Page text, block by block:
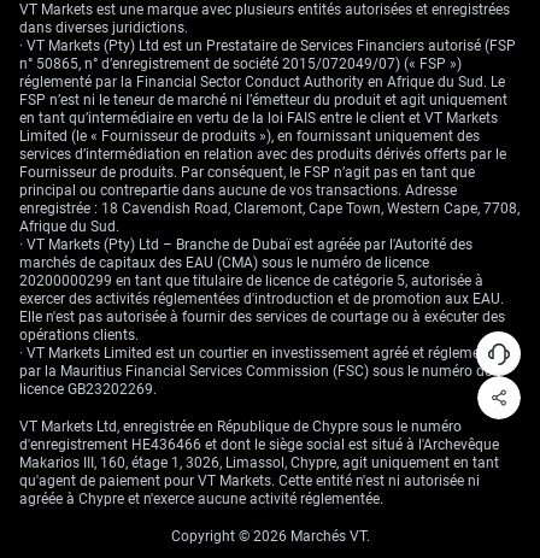
Ensemble, ces éléments permettent de lire la dynamique rapidement.
Comment fonctionne le MACD ?
Le MACD soustrait une moyenne mobile à une autre, puis lisse le
résultat. La courbe évolue au-dessus et au-dessous d’une ligne centrale
à zéro : on parle souvent d’« oscillateur » (un indicateur qui oscille
autour d’un niveau).
Comment est-il calculé ?
Le calcul utilise desmoyennes mobiles exponentielles (EMA). Une EMA
réagit plus vite qu’une moyenne mobile simple, car elle privilégie les prix
récents. Étapes :
Calculer l’EMA à 12 périodes et l’EMA à 26 périodes du prix
(une « période » = le nombre de bougies/barres prises en
Soustraire l’EMA 26 de l’EMA 12 pour obtenir la ligne MACD.
Calculer une EMA à 9 périodes de la ligne MACD pour obtenir
la ligne de signal.
VT Markets est une marque avec plusieurs entités autorisées et enregistrées
dans diverses juridictions.
· VT Markets (Pty) Ltd est un Prestataire de Services Financiers autorisé (FSP
n° 50865, n° d’enregistrement de société 2015/072049/07) (« FSP »)
réglementé par la Financial Sector Conduct Authority en Afrique du Sud. Le
FSP n’est ni le teneur de marché ni l’émetteur du produit et agit uniquement
en tant qu’intermédiaire en vertu de la loi FAIS entre le client et VT Markets
Limited (le « Fournisseur de produits »), en fournissant uniquement des
services d’intermédiation en relation avec des produits dérivés offerts par le
Fournisseur de produits. Par conséquent, le FSP n’agit pas en tant que
principal ou contrepartie dans aucune de vos transactions. Adresse
enregistrée : 18 Cavendish Road, Claremont, Cape Town, Western Cape, 7708,
Afrique du Sud.
· VT Markets (Pty) Ltd – Branche de Dubaï est agréée par l'Autorité des
marchés de capitaux des EAU (CMA) sous le numéro de licence
20200000299 en tant que titulaire de licence de catégorie 5, autorisée à
exercer des activités réglementées d'introduction et de promotion aux EAU.
Elle n'est pas autorisée à fournir des services de courtage ou à exécuter des
opérations clients.
· VT Markets Limited est un courtier en investissement agréé et réglementé
par la Mauritius Financial Services Commission (FSC) sous le numéro de
licence GB23202269.
VT Markets Ltd, enregistrée en République de Chypre sous le numéro
d'enregistrement HE436466 et dont le siège social est situé à l'Archevêque
Makarios III, 160, étage 1, 3026, Limassol, Chypre, agit uniquement en tant
qu'agent de paiement pour VT Markets. Cette entité n'est ni autorisée ni
agréée à Chypre et n'exerce aucune activité réglementée.
Copyright © 2026 Marchés VT.